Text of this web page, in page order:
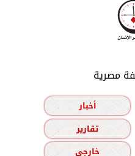
مصرية
أخبار
تقارير
خارجي